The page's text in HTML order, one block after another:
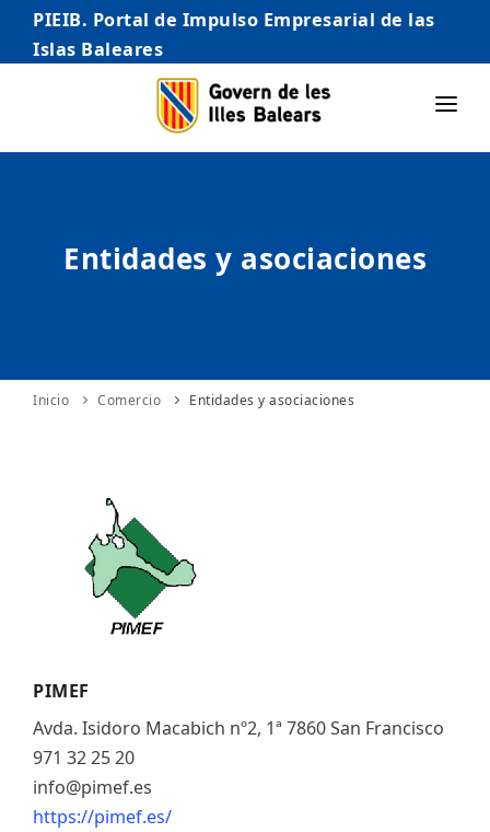
PIEIB. Portal de Impulso Empresarial de las
Islas Baleares
INICIO
AUTÓNOMO/AUTÓNOMA
INTERNACIONALIZACIÓN
Entidades y asociaciones
Inicio Comercio Entidades y asociaciones
PIMEF
Avda. Isidoro Macabich nº2, 1ª 7860 San Francisco
971 32 25 20
info@pimef.es
https://pimef.es/